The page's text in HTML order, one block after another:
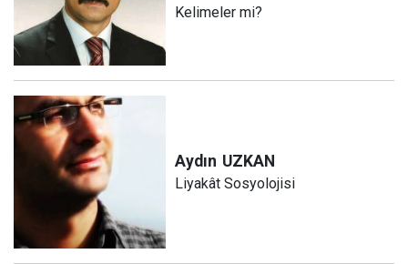
Kelimeler mi?
Aydın UZKAN
Liyakât Sosyolojisi